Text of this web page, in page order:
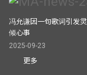
冯允谦因一句歌词引发
倾心事
2025-09-23
更多